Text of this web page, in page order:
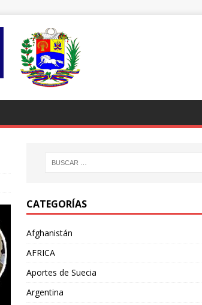
CATEGORÍAS
Afghanistán
AFRICA
Aportes de Suecia
Argentina